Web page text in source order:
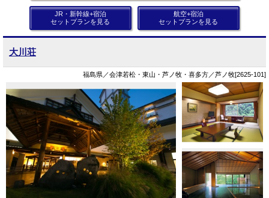
JR・新幹線+宿泊
セットプランを見る
航空+宿泊
セットプランを見る
大川荘
福島県／会津若松・東山・芦ノ牧・喜多方／芦ノ牧[2625-101]